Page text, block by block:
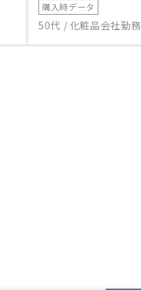
購入時データ
50代 / 化粧品会社勤務